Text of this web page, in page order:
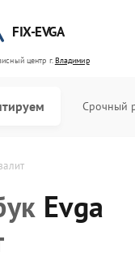
FIX-EVGA
центр г.Владимир
Срочный
Evga